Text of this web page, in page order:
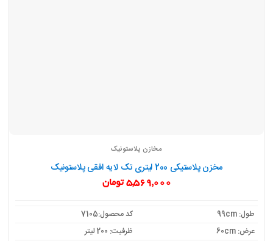
مخازن پلاستونیک
مخزن پلاستیکی 200 لیتری تک لایه افقی پلاستونیک
5,569,000 تومان
طول: 99cm
کد محصول:7105
عرض: 60cm
ظرفیت: 200 لیتر